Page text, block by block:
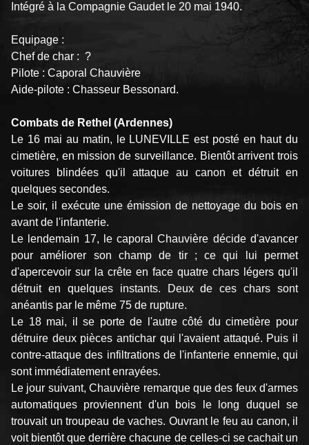
Intégré à la Compagnie Gaudet le 20 mai 1940.
Equipage :
Chef de char : ?
Pilote : Caporal Chauvière
Aide-pilote : Chasseur Bessonard.
Combats de Rethel (Ardennes)
Le 16 mai au matin, le LUNEVILLE est posté en haut du
cimetière, en mission de surveillance. Bientôt arrivent trois
voitures blindées qu'il attaque au canon et détruit en
quelques secondes.
Le soir, il exécute une émission de nettoyage du bois en
avant de l'infanterie.
Le lendemain 17, le caporal Chauvière décide d'avancer
pour améliorer son champ de tir ; ce qui lui permet
d'apercevoir sur la crête en face quatre chars légers qu'il
détruit en quelques instants. Deux de ces chars sont
anéantis par le même 75 de rupture.
Le 18 mai, il se porte de l'autre côté du cimetière pour
détruire deux pièces antichar qui l'avaient attaqué. Puis il
contre-attaque des infiltrations de l'infanterie ennemie, qui
sont immédiatement enrayées.
Le jour suivant, Chauvière remarque que des feux d'armes
automatiques proviennent d'un bois le long duquel se
trouvait un troupeau de vaches. Ouvrant le feu au canon, il
voit bientôt que derrière chacune de celles-ci se cachait un